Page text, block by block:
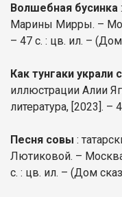
Волшебная бусинка
Марины Мирры. –
– 47 с. : цв. ил. –
Как тунгаки украли
иллюстрации Алии
литература, [2023]. –
Песня совы :
Лютиковой. – Москва
с. : цв. ил. – (Дом